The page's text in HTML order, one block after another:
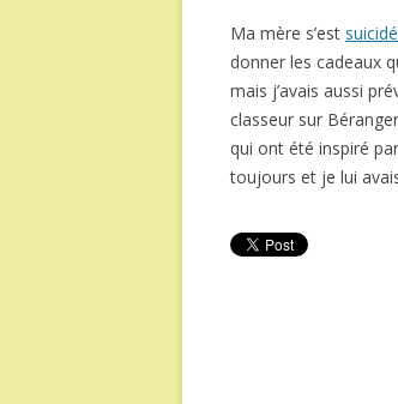
Ma mère s’est
donner les cadeaux
mais j’avais aussi
classeur sur
qui ont été inspiré
toujours et je lui